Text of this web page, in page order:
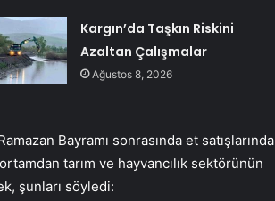
Kargın’da Taşkın Riskini
Azaltan Çalışmalar
Ağustos 8, 2026
Bayramı sonrasında et satışlarında
tarım ve hayvancılık sektörünün
şunları söyledi: